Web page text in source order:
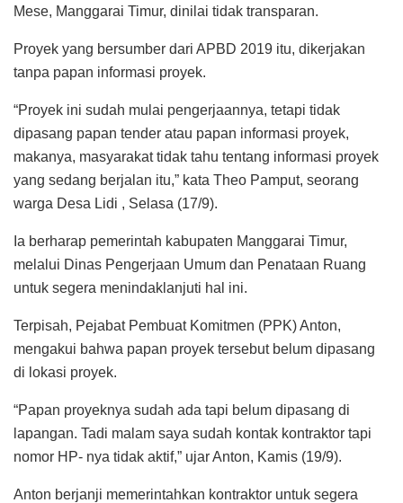
Mese, Manggarai Timur, dinilai tidak transparan.
Proyek yang bersumber dari APBD 2019 itu, dikerjakan
tanpa papan informasi proyek.
“Proyek ini sudah mulai pengerjaannya, tetapi tidak
dipasang papan tender atau papan informasi proyek,
makanya, masyarakat tidak tahu tentang informasi proyek
yang sedang berjalan itu,” kata Theo Pamput, seorang
warga Desa Lidi , Selasa (17/9).
Ia berharap pemerintah kabupaten Manggarai Timur,
melalui Dinas Pengerjaan Umum dan Penataan Ruang
untuk segera menindaklanjuti hal ini.
Terpisah, Pejabat Pembuat Komitmen (PPK) Anton,
mengakui bahwa papan proyek tersebut belum dipasang
di lokasi proyek.
“Papan proyeknya sudah ada tapi belum dipasang di
lapangan. Tadi malam saya sudah kontak kontraktor tapi
nomor HP- nya tidak aktif,” ujar Anton, Kamis (19/9).
Anton berjanji memerintahkan kontraktor untuk segera